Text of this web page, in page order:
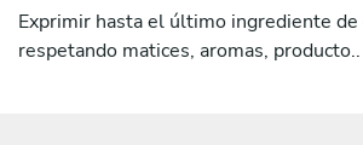
Exprimir hasta el último ingrediente de
respetando matices, aromas, producto..